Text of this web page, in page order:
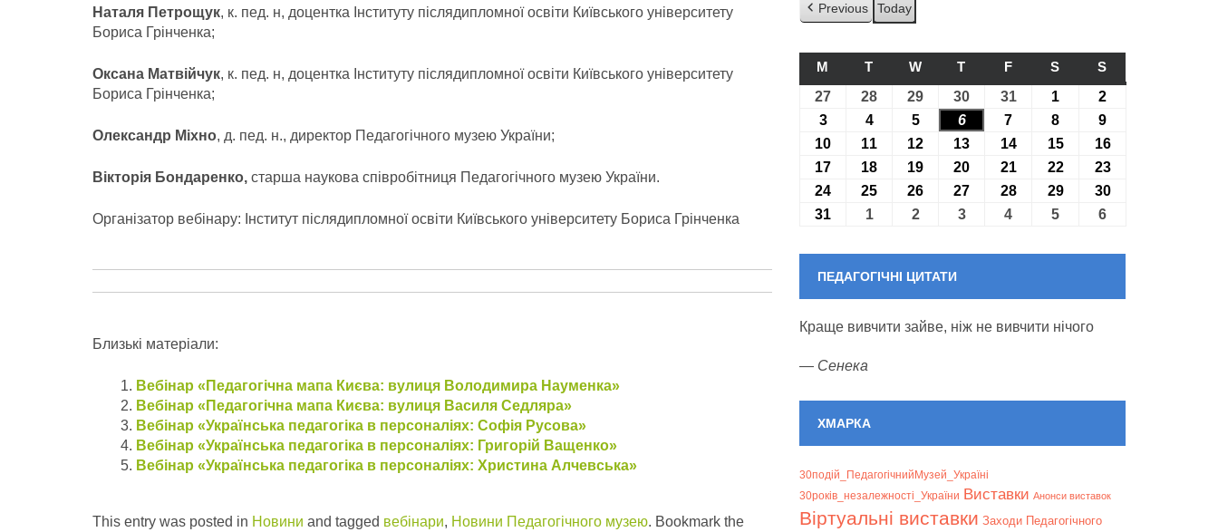
Наталя Петрощук, к. пед. н, доцентка Інституту післядипломної освіти Київського університету
Бориса Грінченка;
Оксана Матвійчук, к. пед. н, доцентка Інституту післядипломної освіти Київського університету
Бориса Грінченка;
Олександр Міхно, д. пед. н., директор Педагогічного музею України;
Вікторія Бондаренко, старша наукова співробітниця Педагогічного музею України.
Організатор вебінару: Інститут післядипломної освіти Київського університету Бориса Грінченка
Близькі матеріали:
Вебінар «Педагогічна мапа Києва: вулиця Володимира Науменка»
Вебінар «Педагогічна мапа Києва: вулиця Василя Седляра»
Вебінар «Українська педагогіка в персоналіях: Софія Русова»
Вебінар «Українська педагогіка в персоналіях: Григорій Ващенко»
Вебінар «Українська педагогіка в персоналіях: Христина Алчевська»
This entry was posted in Новини and tagged вебінари, Новини Педагогічного музею. Bookmark the
Previous Today
M ПОНЕДІЛОК
T ВІВТОРОК
WСЕРЕДА
T ЧЕТВЕР
FП’ЯТНИЦЯ
S СУБОТА
S
27 27.07.2026
28 28.07.2026
29 29.07.2026
30 30.07.2026
3131.07.2026
1 01.08.2026
2
303.08.2026
404.08.2026
505.08.2026
606.08.2026
7 07.08.2026
8 08.08.2026
9
10 10.08.2026
11 11.08.2026
12 12.08.2026
13 13.08.2026
1414.08.2026
1515.08.2026
1616.08.2026
17 17.08.2026
18 18.08.2026
19 19.08.2026
20 20.08.2026
2121.08.2026
2222.08.2026
2323.08.2026
24 24.08.2026
25 25.08.2026
26 26.08.2026
27 27.08.2026
2828.08.2026
2929.08.2026
3030.08.2026
31 31.08.2026
101.09.2026
202.09.2026
303.09.2026
4 04.09.2026
5 05.09.2026
6
ПЕДАГОГІЧНІ ЦИТАТИ
Краще вивчити зайве, ніж не вивчити нічого
— Сенека
ХМАРКА
30подій_ПедагогічнийМузей_Україні
30років_незалежності_України Bиставки Анонси виставок
Віртуальні виставки Заходи Педагогічного